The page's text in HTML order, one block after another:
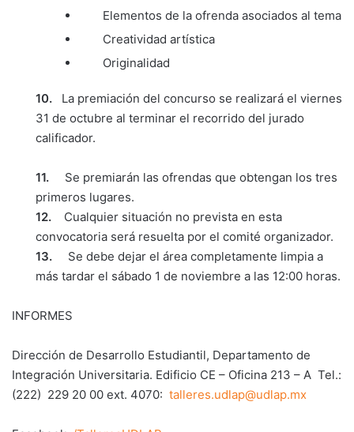
Elementos de la ofrenda asociados al tema
Creatividad artística
Originalidad
10. La premiación del concurso se realizará el viernes
31 de octubre al terminar el recorrido del jurado
calificador.
11. Se premiarán las ofrendas que obtengan los tres
primeros lugares.
12. Cualquier situación no prevista en esta
convocatoria será resuelta por el comité organizador.
13. Se debe dejar el área completamente limpia a
más tardar el sábado 1 de noviembre a las 12:00 horas.
INFORMES
Dirección de Desarrollo Estudiantil, Departamento de
Integración Universitaria. Edificio CE – Oficina 213 – A Tel.:
(222) 229 20 00 ext. 4070: talleres.udlap@udlap.mx